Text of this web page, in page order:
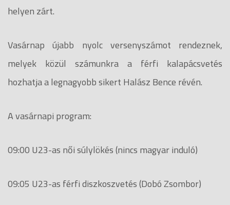
helyen zárt.
Vasárnap újabb nyolc versenyszámot rendeznek,
melyek közül számunkra a férfi kalapácsvetés
hozhatja a legnagyobb sikert Halász Bence révén.
A vasárnapi program:
09:00 U23-as női súlylökés (nincs magyar induló)
09:05 U23-as férfi diszkoszvetés (Dobó Zsombor)